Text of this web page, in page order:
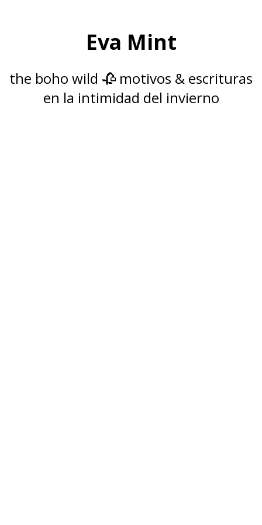
Eva Mint
the boho wild 🥀 motivos & escrituras
en la intimidad del invierno